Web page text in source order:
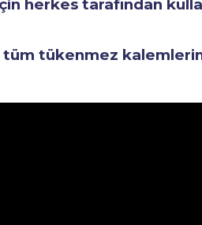
herkes tarafından
tüm tükenmez